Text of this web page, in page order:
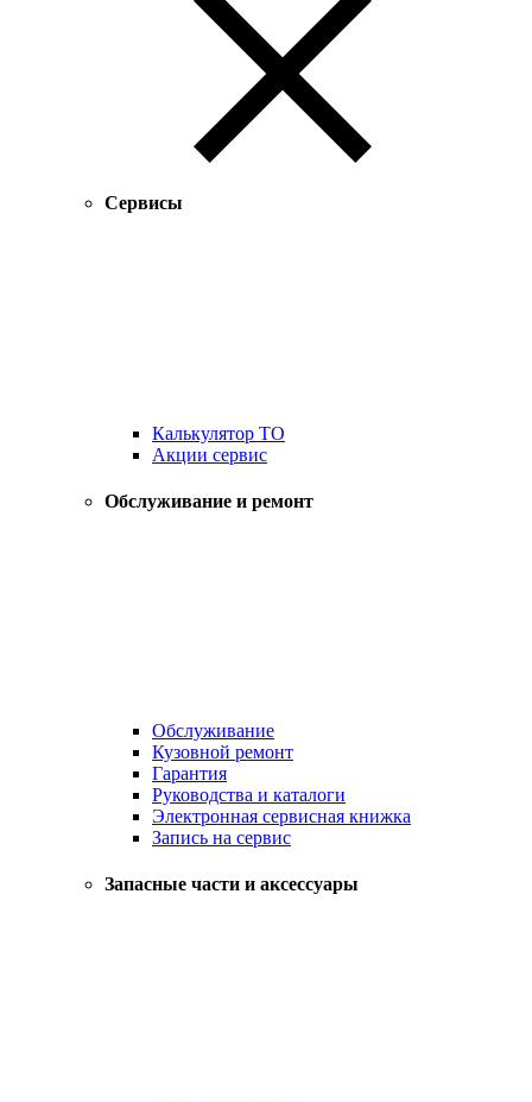
Сервисы
Калькулятор ТО
Акции сервис
Обслуживание и ремонт
Обслуживание
Кузовной ремонт
Гарантия
Руководства и каталоги
Электронная сервисная книжка
Запись на сервис
Запасные части и аксессуары